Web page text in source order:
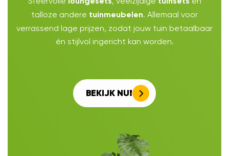
talloze andere tuinmeubelen. Allemaal voor
verrassend lage prijzen, zodat jouw tuin betaalbaar
én stijlvol ingericht kan worden.
BEKIJK NU!